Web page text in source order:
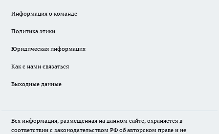
Информация о команде
Политика этики
Юридическая информация
Как с нами связаться
Выходные данные
Вся информация, размещенная на данном сайте, охраняется в
соответствии с законодательством РФ об авторском праве и не